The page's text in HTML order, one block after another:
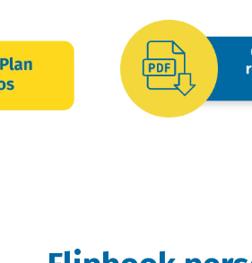
image